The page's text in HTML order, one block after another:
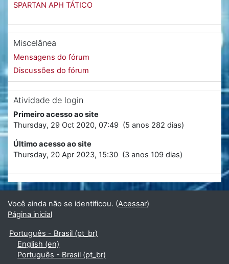
SPARTAN APH TÁTICO
Miscelânea
Mensagens do fórum
Discussões do fórum
Atividade de login
Primeiro acesso ao site
Thursday, 29 Oct 2020, 07:49 (5 anos 282 dias)
Último acesso ao site
Thursday, 20 Apr 2023, 15:30 (3 anos 109 dias)
Você ainda não se identificou. (Acessar)
Página inicial
Português - Brasil ‎(pt_br)‎
English ‎(en)‎
Português - Brasil ‎(pt_br)‎